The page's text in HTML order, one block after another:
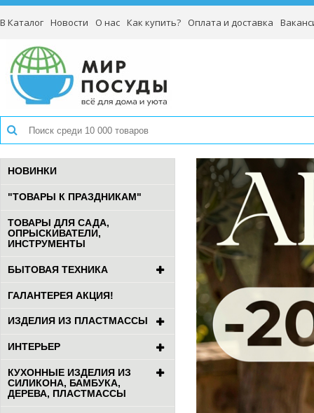
В Каталог Новости О нас Как купить? Оплата и доставка
НОВИНКИ
"ТОВАРЫ К ПРАЗДНИКАМ"
ТОВАРЫ ДЛЯ САДА,
ОПРЫСКИВАТЕЛИ,
ИНСТРУМЕНТЫ
БЫТОВАЯ ТЕХНИКА
ГАЛАНТЕРЕЯ АКЦИЯ!
ИЗДЕЛИЯ ИЗ ПЛАСТМАССЫ
ИНТЕРЬЕР
КУХОННЫЕ ИЗДЕЛИЯ ИЗ
СИЛИКОНА, БАМБУКА,
ДЕРЕВА, ПЛАСТМАССЫ